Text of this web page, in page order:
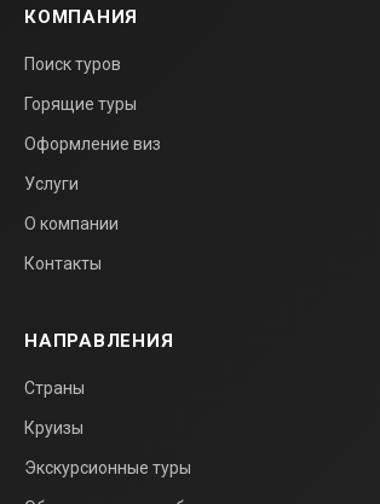
КОМПАНИЯ
Поиск туров
Горящие туры
Оформление виз
Услуги
О компании
Контакты
НАПРАВЛЕНИЯ
Страны
Круизы
Экскурсионные туры